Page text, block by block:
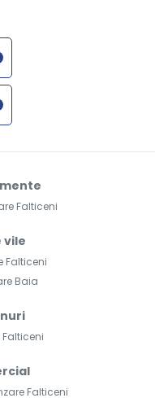
Falticeni
vile
Falticeni
Baia
Falticeni